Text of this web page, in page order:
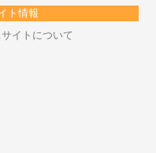
ト情報
サイトについて